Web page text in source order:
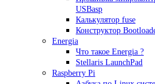
USBasp
Калькулятор fuse
Конструктор
Energia
Что такое Energia ?
Stellaris LaunchPad
Raspberry Pi